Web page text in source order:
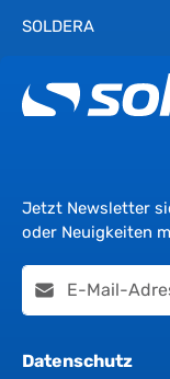
SOLDERA
Jetzt Newsletter
oder Neuigkeiten
E-Mail-Adresse*
Datenschutz